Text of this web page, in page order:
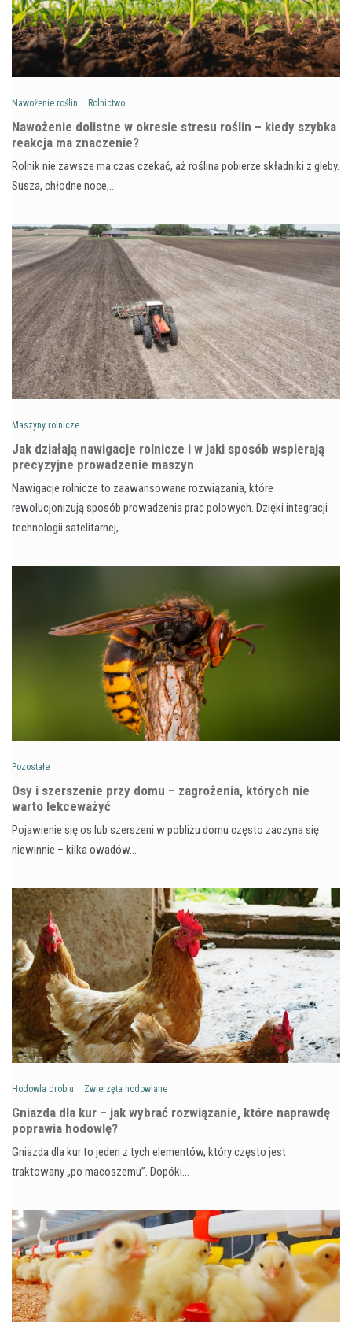
Nawożenie roślin Rolnictwo
Nawożenie dolistne w okresie stresu roślin – kiedy szybka
reakcja ma znaczenie?
Rolnik nie zawsze ma czas czekać, aż roślina pobierze składniki z gleby.
Susza, chłodne noce,…
Maszyny rolnicze
Jak działają nawigacje rolnicze i w jaki sposób wspierają
precyzyjne prowadzenie maszyn
Nawigacje rolnicze to zaawansowane rozwiązania, które
rewolucjonizują sposób prowadzenia prac polowych. Dzięki integracji
technologii satelitarnej,…
Pozostałe
Osy i szerszenie przy domu – zagrożenia, których nie
warto lekceważyć
Pojawienie się os lub szerszeni w pobliżu domu często zaczyna się
niewinnie – kilka owadów…
Hodowla drobiu Zwierzęta hodowlane
Gniazda dla kur – jak wybrać rozwiązanie, które naprawdę
poprawia hodowlę?
Gniazda dla kur to jeden z tych elementów, który często jest
traktowany „po macoszemu”. Dopóki…